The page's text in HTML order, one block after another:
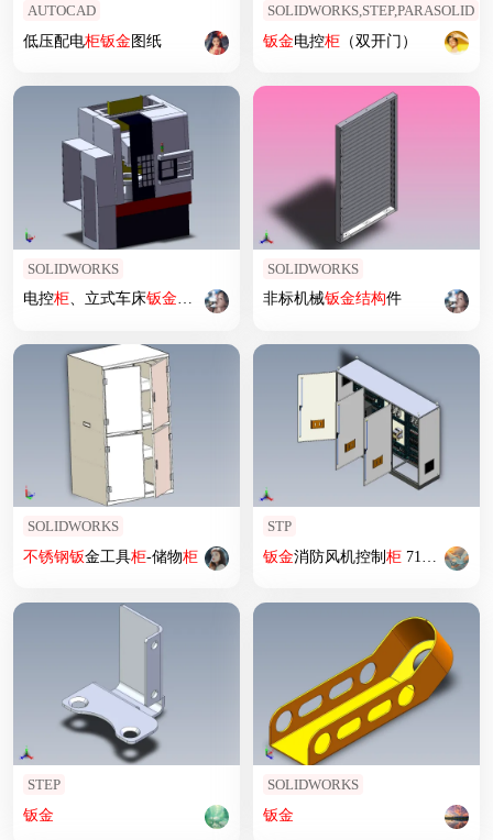
AUTOCAD
低压配电柜钣金图纸
SOLIDWORKS,STEP,PARASOLID
钣金电控柜（双开门）
SOLIDWORKS
电控柜、立式车床钣金图纸
SOLIDWORKS
非标机械钣金结构件
SOLIDWORKS
不锈钢钣金工具柜-储物柜
STP
钣金消防风机控制柜71561
STEP
钣金
SOLIDWORKS
钣金